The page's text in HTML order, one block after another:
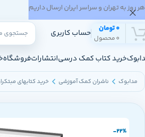
0 محصول
0تومان حساب کاربری
خرید کتاب کمک درسیانتشاراتفروشگاه
مدابوک ناشران کمک آموزشی خرید کتابهای
-22%
هر روز به تهران و سراسر ایران ارسال داریم